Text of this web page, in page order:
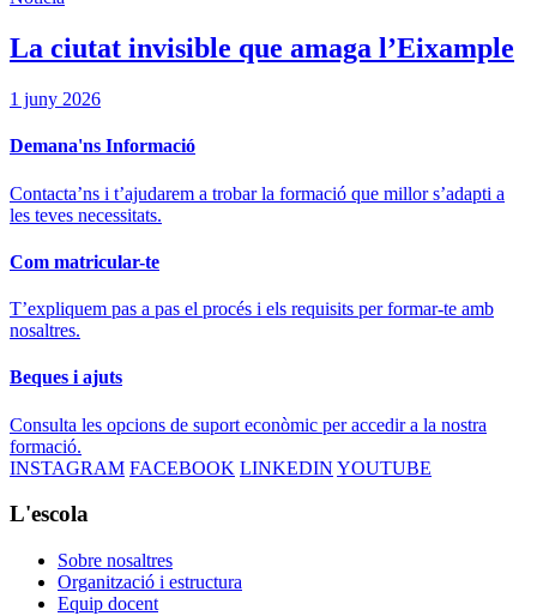
La ciutat invisible que amaga l’Eixample
1 juny 2026
Demana'ns Informació
Contacta’ns i t’ajudarem a trobar la formació que millor s’adapti a
les teves necessitats.
Com matricular-te
T’expliquem pas a pas el procés i els requisits per formar-te amb
nosaltres.
Beques i ajuts
Consulta les opcions de suport econòmic per accedir a la nostra
formació.
INSTAGRAM FACEBOOK LINKEDIN YOUTUBE
L'escola
Sobre nosaltres
Organització i estructura
Equip docent